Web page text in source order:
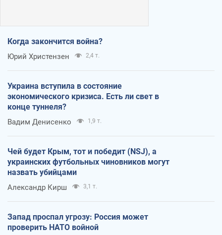
Когда закончится война?
Юрий Христензен 2,4 т.
Украина вступила в состояние
экономического кризиса. Есть ли свет в
конце туннеля?
Вадим Денисенко 1,9 т.
Чей будет Крым, тот и победит (NSJ), а
украинских футбольных чиновников могут
назвать убийцами
Александр Кирш 3,1 т.
Запад проспал угрозу: Россия может
проверить НАТО войной